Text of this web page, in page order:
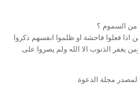
من السموم ؟
اذا فعلوا فاحشة او ظلموا انفسهم ذكروا
يغفر الذنوب الا الله ولم يصروا على
مجلة الدعوة